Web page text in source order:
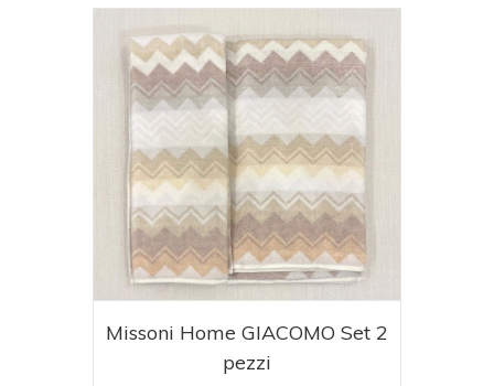
Acquista Visualizza
Missoni Home GIACOMO Set 2
pezzi